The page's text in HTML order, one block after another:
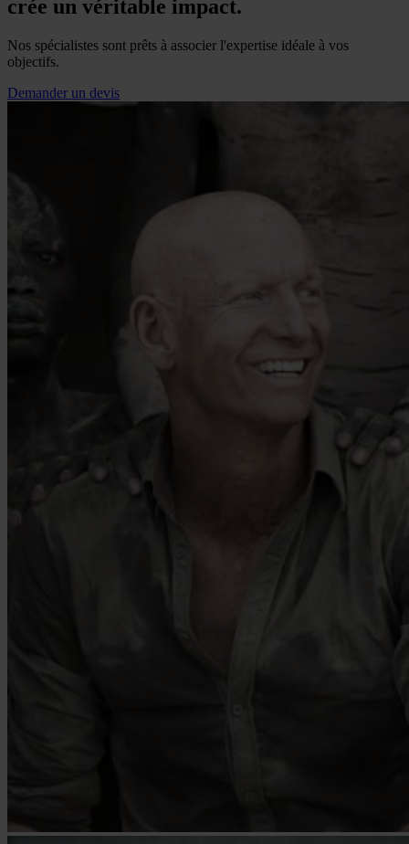
crée un véritable impact.
Nos spécialistes sont prêts à associer l'expertise idéale à vos
objectifs.
Demander un devis